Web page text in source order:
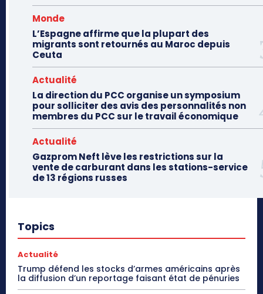
Monde
L’Espagne affirme que la plupart des
migrants sont retournés au Maroc depuis
Ceuta
Actualité
La direction du PCC organise un symposium
pour solliciter des avis des personnalités non
membres du PCC sur le travail économique
Actualité
Gazprom Neft lève les restrictions sur la
vente de carburant dans les stations-service
de 13 régions russes
Topics
Actualité
Trump défend les stocks d’armes américains après
la diffusion d’un reportage faisant état de pénuries